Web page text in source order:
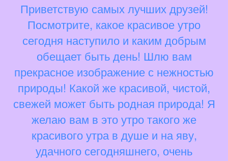
Приветствую самых лучших друзей!
Посмотрите, какое красивое утро
сегодня наступило и каким добрым
обещает быть день! Шлю вам
прекрасное изображение с нежностью
природы! Какой же красивой, чистой,
свежей может быть родная природа! Я
желаю вам в это утро такого же
красивого утра в душе и на яву,
удачного сегодняшнего, очень